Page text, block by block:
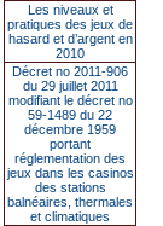
Les niveaux et
pratiques des jeux de
hasard et d’argent en
2010
Décret no 2011-906
du 29 juillet 2011
modifiant le décret no
59-1489 du 22
décembre 1959
portant
réglementation des
jeux dans les casinos
des stations
balnéaires, thermales
et climatiques